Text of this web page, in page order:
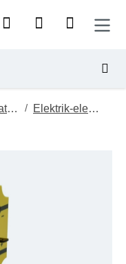
Demonstrationsgeräte /
Elektrik-elektronik